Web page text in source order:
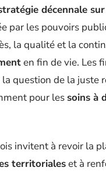
décennale
par les pouvoirs
la qualité et la
en fin de vie. Les
question de la juste
pour les soins à
invitent à revoir la
territorialeset à